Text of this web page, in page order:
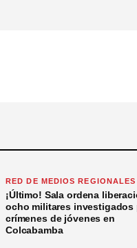
RED DE MEDIOS REGIONALES
¡Último! Sala ordena
ocho militares investigados
crímenes de jóvenes en
Colcabamba